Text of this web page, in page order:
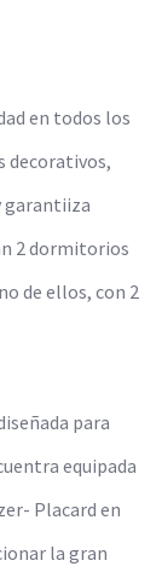
en todos los
decorativos,
garantiiza
2 dormitorios
de ellos, con 2
para
equipada
Placard en
la gran